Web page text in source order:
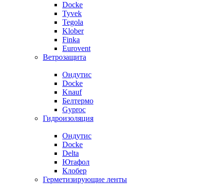
Docke
Tyvek
Tegola
Klober
Finka
Eurovent
Ветрозащита
Ондутис
Docke
Knauf
Белтермо
Gyproc
Гидроизоляция
Ондутис
Docke
Delta
Ютафол
Клобер
Герметизирующие ленты